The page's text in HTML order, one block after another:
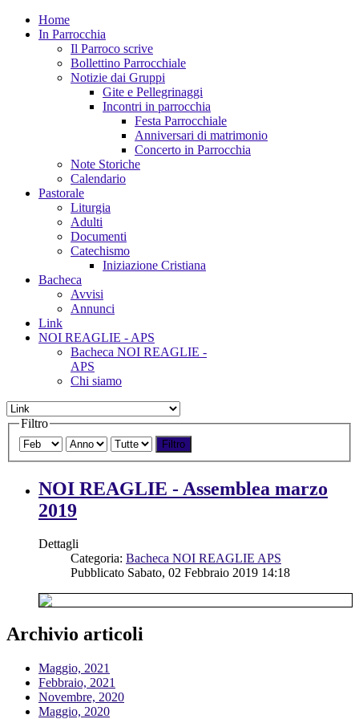
Home
In Parrocchia
Il Parroco scrive
Bollettino Parrocchiale
Notizie dai Gruppi
Gite e Pellegrinaggi
Incontri in parrocchia
Festa Parrocchiale
Anniversari di matrimonio
Concerto in Parrocchia
Note Storiche
Calendario
Pastorale
Liturgia
Adulti
Documenti
Catechismo
Iniziazione Cristiana
Bacheca
Avvisi
Annunci
Link
NOI REAGLIE - APS
Bacheca NOI REAGLIE -
APS
Chi siamo
Filtro
Filtro
NOI REAGLIE - Assemblea marzo
2019
Dettagli
Categoria: Bacheca NOI REAGLIE APS
Pubblicato Sabato, 02 Febbraio 2019 14:18
Archivio articoli
Maggio, 2021
Febbraio, 2021
Novembre, 2020
Maggio, 2020